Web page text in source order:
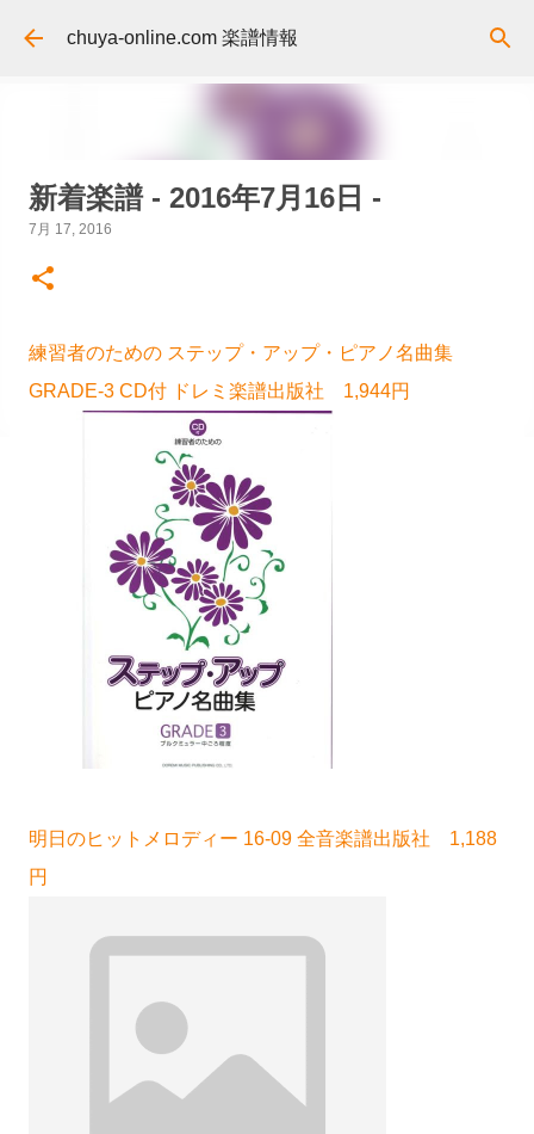
スキップしてメイン コンテンツに移動
chuya-online.com 楽譜情報
新着楽譜 - 2016年7月16日 -
7月 17, 2016
練習者のための ステップ・アップ・ピアノ名曲集
GRADE-3 CD付 ドレミ楽譜出版社 1,944円
明日のヒットメロディー 16-09 全音楽譜出版社 1,188
円